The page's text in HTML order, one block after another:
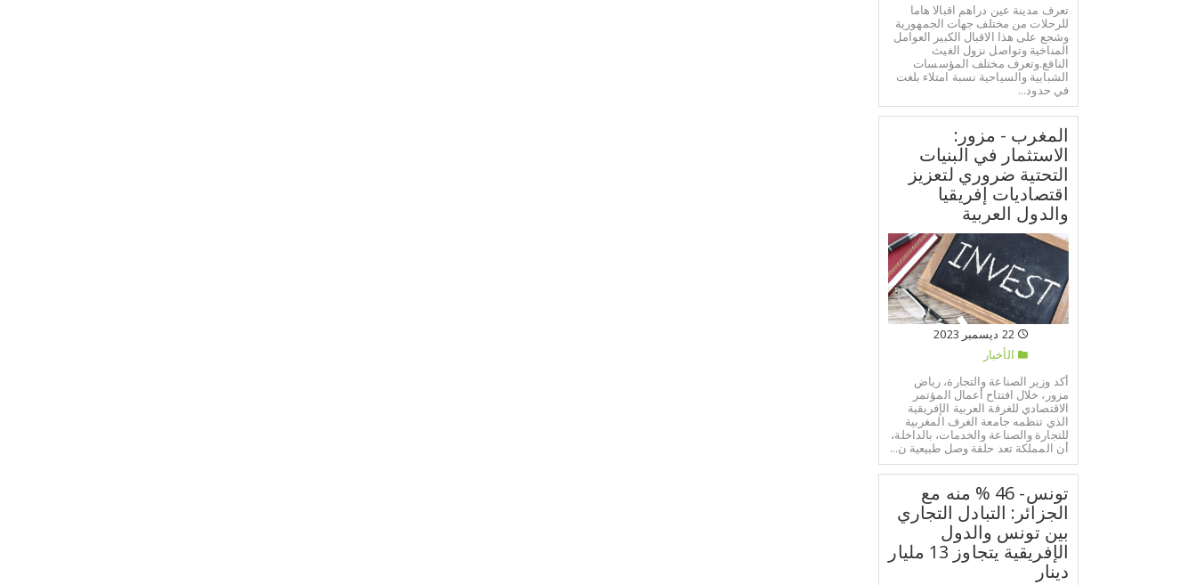
تعرف مدينة عين دراهم اقبالا هاما
للرحلات من مختلف جهات الجمهورية
وشجع على هذا الاقبال الكبير العوامل
المناخية وتواصل نزول الغيث
النافع.وتعرف مختلف المؤسسات
الشبابية والسياحية نسبة امتلاء بلغت
في حدود...
المغرب - مزور:
الاستثمار في البنيات
التحتية ضروري لتعزيز
اقتصاديات إفريقيا
والدول العربية
الأخبار
أكد وزير الصناعة والتجارة، رياض
مزور، خلال افتتاح أعمال المؤتمر
الاقتصادي للغرفة العربية الإفريقية
الذي تنظمه جامعة الغرف المغربية
للتجارة والصناعة والخدمات، بالداخلة،
أن المملكة تعد حلقة وصل طبيعية ن...
تونس- 46 % منه مع
الجزائر: التبادل التجاري
بين تونس والدول
الإفريقية يتجاوز 13 مليار
دينار